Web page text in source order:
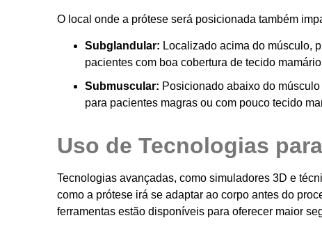
O local onde a prótese será posicionada também
Subglandular: Localizado acima do músculo,
pacientes com boa cobertura de tecido
Submuscular: Posicionado abaixo do
para pacientes magras ou com pouco tecido
Uso de Tecnologias
Tecnologias avançadas, como simuladores 3D e
como a prótese irá se adaptar ao corpo antes do
ferramentas estão disponíveis para oferecer maior